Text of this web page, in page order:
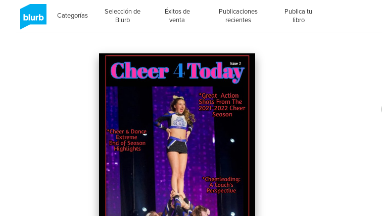
Categorías
Selección de
Blurb
Éxitos de
venta
Publicaciones
recientes
Publica tu
libro